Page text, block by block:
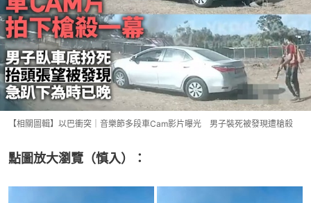
【相關圖輯】以巴衝突｜音樂節多段車Cam影片曝光 男子裝死被發現遭槍殺
點圖放大瀏覽（慎入）：